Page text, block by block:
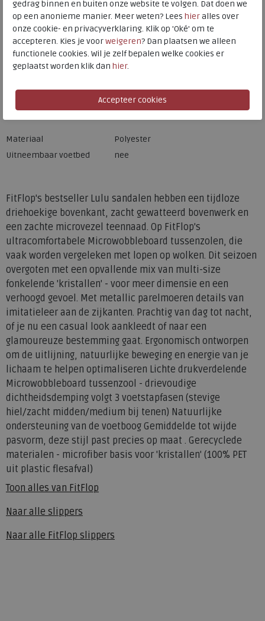
FitFlop's bestseller Lulu sandalen hebben een tijdloze
driehoekige bovenkant, zacht gewatteerd bovenwerk en
een zachte microvezel teennaad. Op FitFlop's
ultracomfortabele Microwobbleboard tussenzolen, die
vaak worden vergeleken met lopen op wolken. Dit seizoen
overgoten met een opvallende mix van multi-size
fonkelende 'kristallen' - voor meer dimensie en een
verhoogd gevoel. Met metallic parelmoeren details van
imitatieleer aan de zijkanten. Prachtig van dag tot nacht,
of je nu een casual look aankleedt of naar een
glamoureuze bestemming gaat. Ergonomisch ontworpen
om de uitlijning, natuurlijke beweging en energie van je
lichaam te helpen optimaliseren Lichte drukverdelende
Microwobbleboard tussenzool - drievoudige
dichtheidsdemping volgt 3 voetstapfasen (stevige
hiel/zacht midden/medium bij tenen) Natuurlijke
ondersteuning van de voetboog Gemiddelde tot wijde
pasvorm, deze stijl past precies op maat . Gerecyclede
materialen - microfiber basis voor 'kristallen' (100% PET
uit plastic flesafval)
Toon alles van FitFlop
Naar alle slippers
Naar alle FitFlop slippers
Merk
FitFlop
Bestelcode
ffje3399
Kleur
Midnight navy
Materiaal
Polyester
Uitneembaar voetbed
nee
gedrag binnen en buiten onze website te volgen. Dat doen we
op een anonieme manier. Meer weten? Lees hieralles over
onze cookie- en privacyverklaring. Klik op 'Oké' om te
accepteren. Kies je voorweigeren? Dan plaatsen we alleen
functionele cookies. Wil je zelf bepalen welke cookies er
geplaatst worden klik dan hier.